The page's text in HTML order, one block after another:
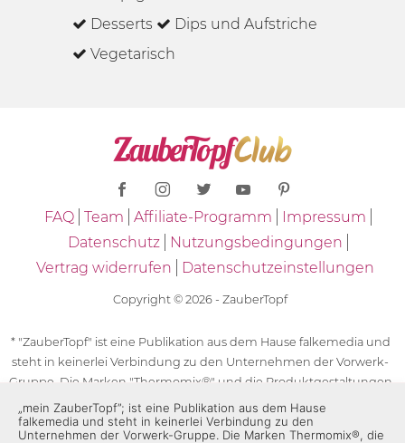
Desserts
Dips und Aufstriche
Vegetarisch
FAQ Team Affiliate-Programm
Impressum
Datenschutz
Nutzungsbedingungen
Vertrag widerrufen
Datenschutzeinstellungen
Copyright © 2026 - ZauberTopf
* "ZauberTopf" ist eine Publikation aus dem Hause falkemedia und
steht in keinerlei Verbindung zu den Unternehmen der Vorwerk-
Gruppe. Die Marken "Thermomix®" und die Produktgestaltungen
des "Thermomix®" sind eingetragene Marken der Unternehmen
der Vorwerk-Gruppe. Die Marken Thermomix®, die Zeichen TM5®,
„mein ZauberTopf”; ist eine Publikation aus dem Hause
falkemedia und steht in keinerlei Verbindung zu den
Unternehmen der Vorwerk-Gruppe. Die Marken Thermomix®, die